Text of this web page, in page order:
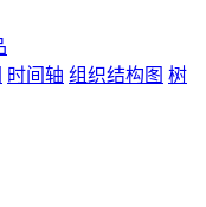
时间轴 组织结构图 树